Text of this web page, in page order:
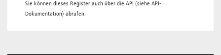
Sie können dieses Register auch über die API (siehe API-
Dokumentation) abrufen.